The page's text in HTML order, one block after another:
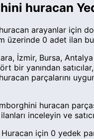
huracan
arayanlar için
üzerinde 0 adet ilan
İzmir, Bursa,
bir yanından
parçalarını
huracan
inceleyin ve
için 0 yedek